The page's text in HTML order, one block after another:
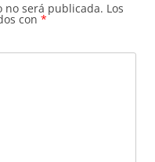
no será publicada. Los
con *